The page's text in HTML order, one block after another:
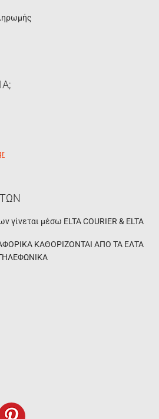
γίνεται μέσω ELTA COURIER & ELTA
ΚΑΘΟΡΙΖΟΝΤΑΙ ΑΠΟ ΤΑ ΕΛΤΑ